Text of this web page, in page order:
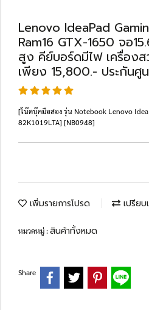
Lenovo IdeaPad
Ram16 GTX-1650 จอ
สูง คีย์บอร์ดมีไฟ เครื่อง
เพียง 15,800.- ประกันศู
[โน๊ตบุ๊คมือสอง รุ่น Notebook Lenovo
82K1019LTA] [NB0948]
เพิ่มรายการโปรด เปรีย
หมวดหมู่ :สินค้าทั้งหมด
Share